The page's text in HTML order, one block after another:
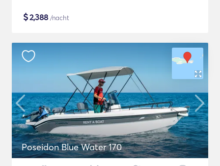
$2,388 /nacht
Poseidon Blue Water 170